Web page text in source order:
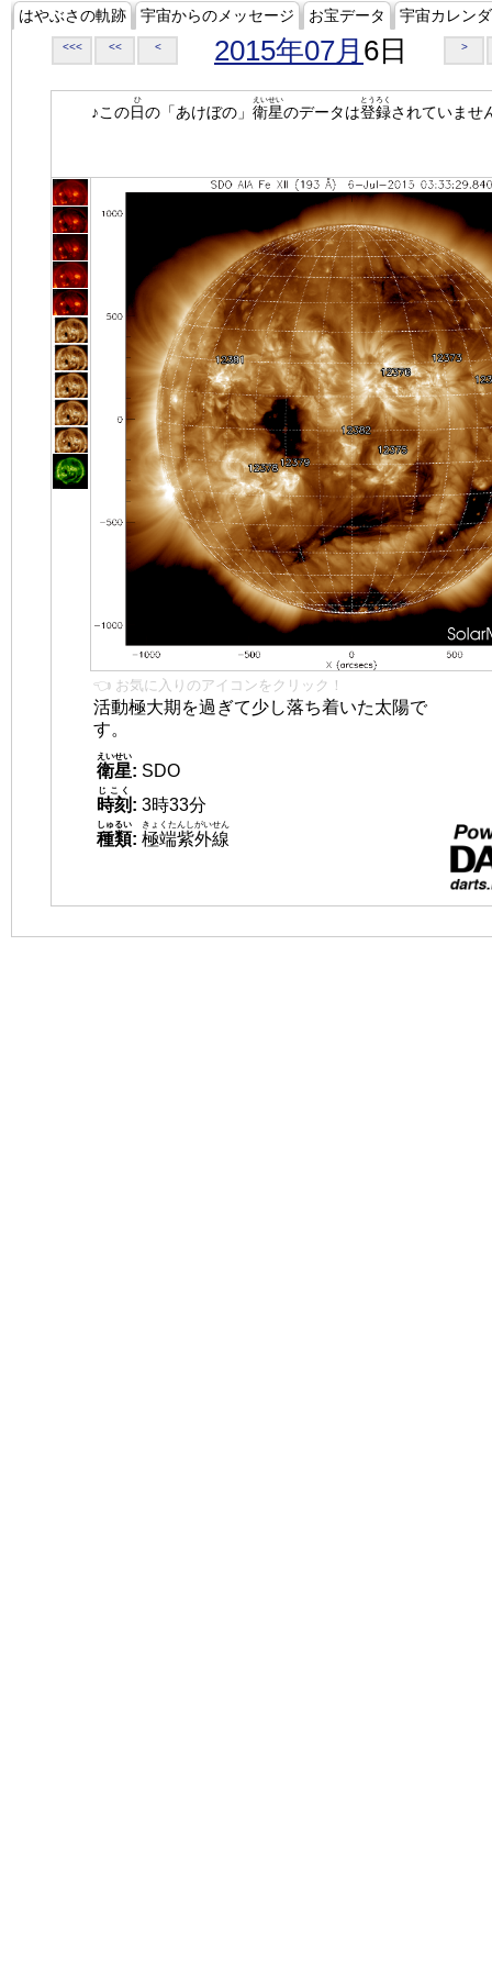
はやぶさの軌跡 宇宙からのメッセージ お宝データ 宇宙カレン
<<< << < 2015年07月 6日 >
♪この日
ひ
の「あけぼの」 衛星
えいせい
のデータは登録
とうろく
されていませ
👈 お気に入りのアイコンをクリック！
活動極大期を過ぎて少し落ち着いた太陽で
す。
衛星
えいせい
: SDO
時刻
じこく
: 3時33分
種類
しゅるい
: 極端紫外線
きょくたんしがいせん